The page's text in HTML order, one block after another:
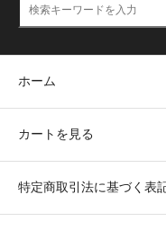
ホーム
カートを見る
特定商取引法に基づく表